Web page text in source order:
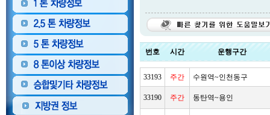
번호 시간 운행구간
33193 주간 수원역~인천동구
33190 주간 동탄역~용인